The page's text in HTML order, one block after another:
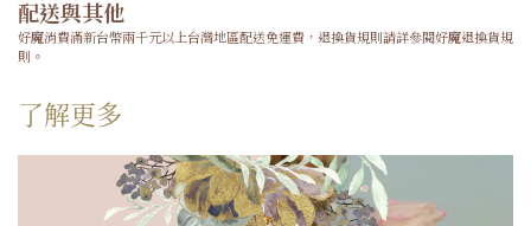
配送與其他
好魔消費滿新台幣兩千元以上台灣地區配送免運費，退換貨規則請詳參閱好魔退換貨規
則 。
了解更多